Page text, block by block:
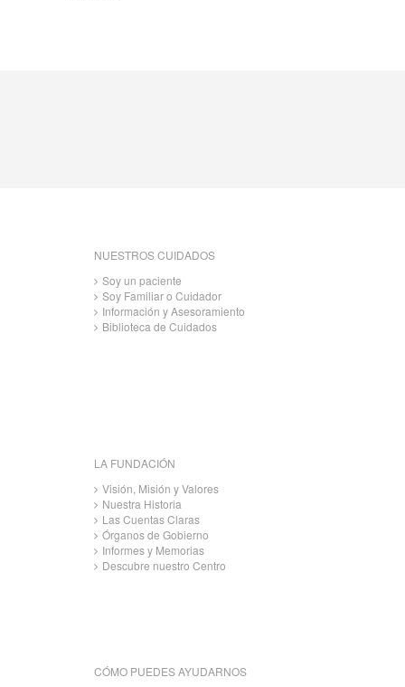
NUESTROS CUIDADOS
Soy un paciente
Soy Familiar o Cuidador
Información y Asesoramiento
Biblioteca de Cuidados
LA FUNDACIÓN
Visión, Misión y Valores
Nuestra Historia
Las Cuentas Claras
Órganos de Gobierno
Informes y Memorias
Descubre nuestro Centro
CÓMO PUEDES AYUDARNOS